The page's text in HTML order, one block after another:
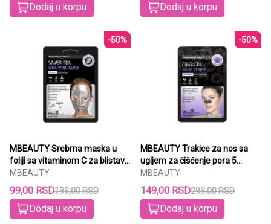
Dodaj u korpu Dodaj u korpu
-50%
MBEAUTY Srebrna maska u
foliji sa vitaminom C za blistav
ten 25ml
MBEAUTY
99,00 RSD198,00 RSD
Dodaj u korpu
-50%
MBEAUTY Trakice za nos sa
ugljem za čišćenje pora 5
komada
MBEAUTY
149,00 RSD298,00 RSD
Dodaj u korpu